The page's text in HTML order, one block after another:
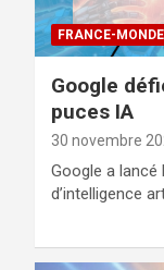
FRANCE-MONDE
Google
puces IA
30 novembre
Google a lancé
d’intelligence